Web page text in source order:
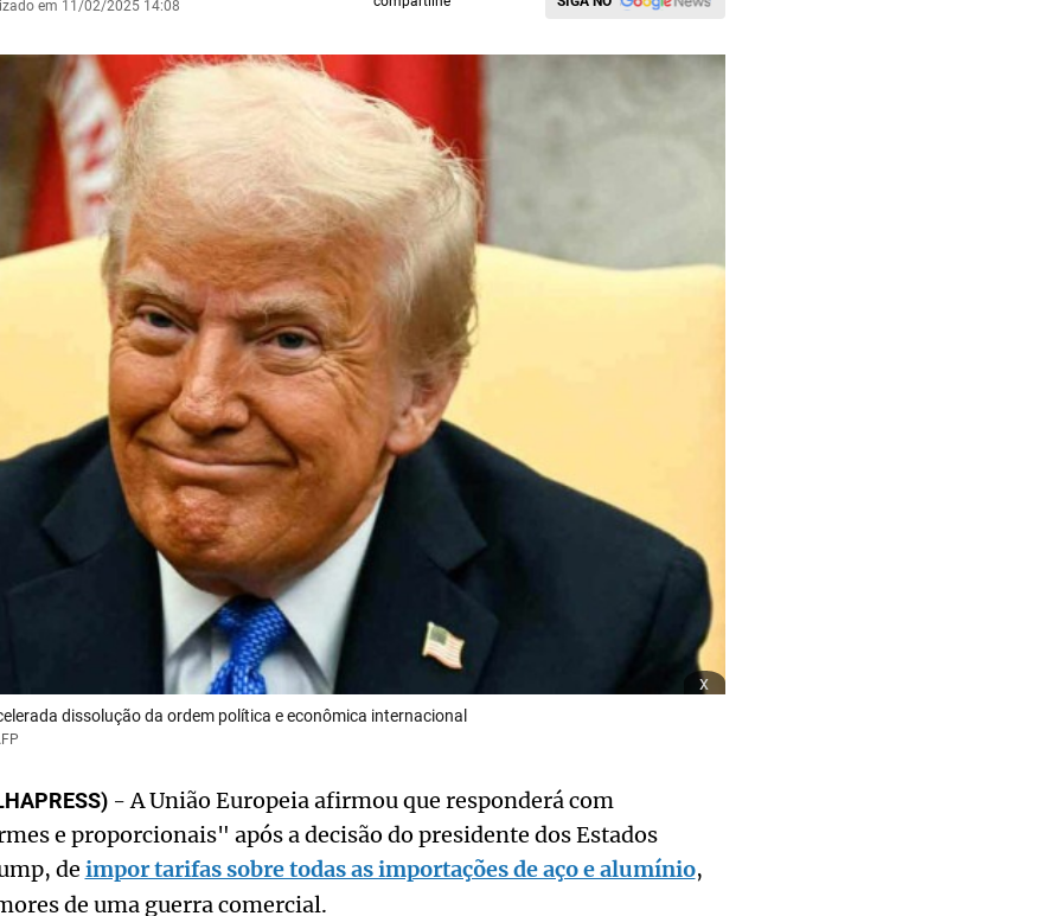
em 11/02/2025 14:08
x
dissolução da ordem política e econômica internacional
- A União Europeia afirmou que responderá com
e proporcionais" após a decisão do presidente dos Estados
de impor tarifas sobre todas as importações de aço e alumínio,
de uma guerra comercial.